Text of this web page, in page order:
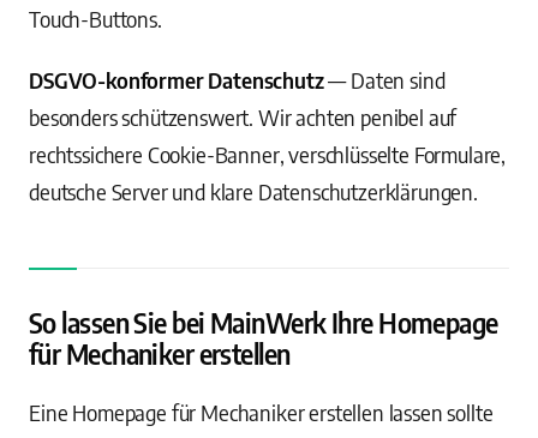
Touch-Buttons.
DSGVO-konformer Datenschutz— Daten sind
besonders schützenswert. Wir achten penibel auf
rechtssichere Cookie-Banner, verschlüsselte Formulare,
deutsche Server und klare Datenschutzerklärungen.
So lassen Sie bei MainWerk Ihre Homepage
für Mechaniker erstellen
Eine Homepage für Mechaniker erstellen lassen sollte